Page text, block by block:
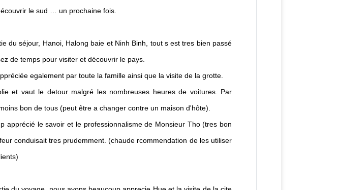
le sud … un prochaine fois.
du séjour, Hanoi, Halong baie et Ninh Binh, tout s est tres bien passé
de temps pour visiter et découvrir le pays.
egalement par toute la famille ainsi que la visite de la grotte.
et vaut le detour malgré les nombreuses heures de voitures. Par
bon de tous (peut être a changer contre un maison d'hôte).
apprécié le savoir et le professionnalisme de Monsieur Tho (tres bon
conduisait tres prudemment. (chaude rcommendation de les utiliser